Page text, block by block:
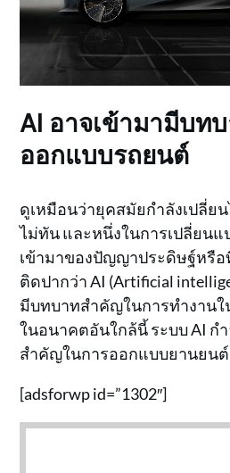
AI อาจเข้ามามีบท
ออกแบบรถยนต์
ดูเหมือนว่ายุคสมัยกำลังเปลี่ย
ไม่ทัน และหนึ่งในการเปลี่ยน
เข้ามาของปัญญาประดิษฐ์หรือ
ติดปากว่า AI (Artificial
มีบทบาทสำคัญในการทำงานใ
ในอนาคตอันใกล้นี้ ระบบ AI ก
สำคัญในการออกแบบยานยน
[adsforwp id=”1302″]